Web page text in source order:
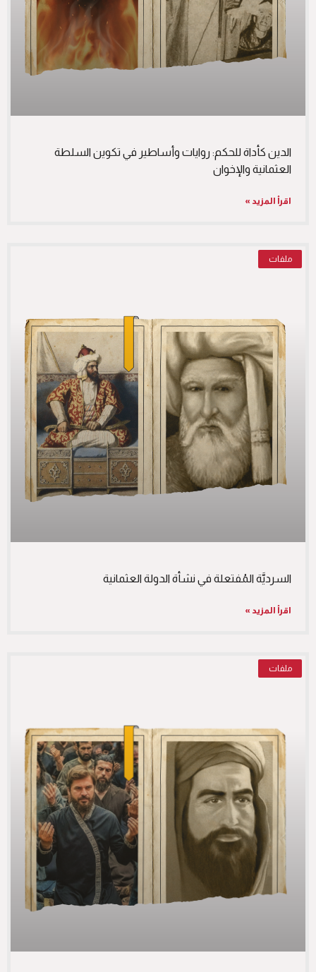
الدين كأداة للحكم: روايات وأساطير في تكوين السلطة
العثمانية والإخوان
اقرأ المزيد »
ملفات
السرديَّة المُفتعلة في نشأة الدولة العثمانية
اقرأ المزيد »
ملفات